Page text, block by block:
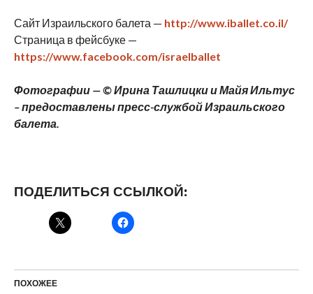
Сайт Израильского балета — http://www.iballet.co.il/
Страница в фейсбуке —
https://www.facebook.com/israelballet
Фотографии — © Ирина Ташлицки и Майя Ильтус
– предоставлены пресс-службой Израильского
балета.
ПОДЕЛИТЬСЯ ССЫЛКОЙ:
ПОХОЖЕЕ